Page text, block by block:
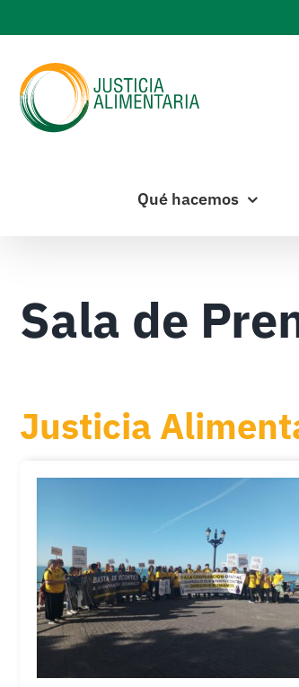
to
content
Qué hacemos
Sala de
Justicia